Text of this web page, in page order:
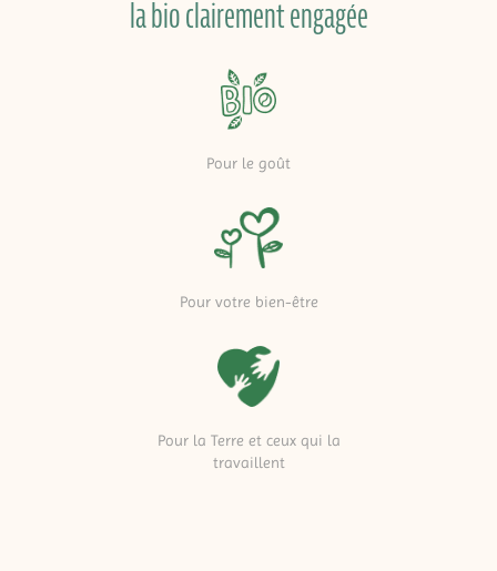
la bio clairement engagée
Pour le goût
Pour votre bien-être
Pour la Terre et ceux qui la
travaillent